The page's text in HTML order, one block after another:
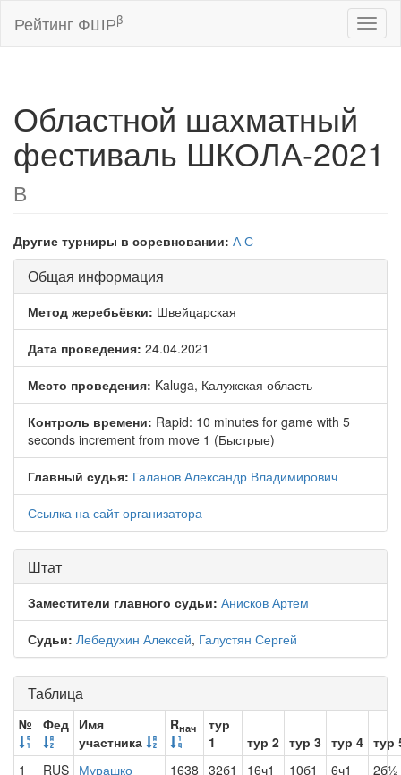
Рейтинг ФШРβ
Областной шахматный
фестиваль ШКОЛА-2021
В
Другие турниры в соревновании: А С
Общая информация
Метод жеребьёвки: Швейцарская
Дата проведения: 24.04.2021
Место проведения: Kaluga, Калужская область
Контроль времени: Rapid: 10 minutes for game with 5
seconds increment from move 1 (Быстрые)
Главный судья: Галанов Александр Владимирович
Ссылка на сайт организатора
Штат
Заместители главного судьи: Анисков Артем
Судьи: Лебедухин Алексей, Галустян Сергей
Таблица
№ Фед Имя
участника
Rнач
тур
1
тур 2 тур 3 тур 4 тур
1
RUS Мурашко
1638 32б1 16ч1 10б1 6ч1 2б½